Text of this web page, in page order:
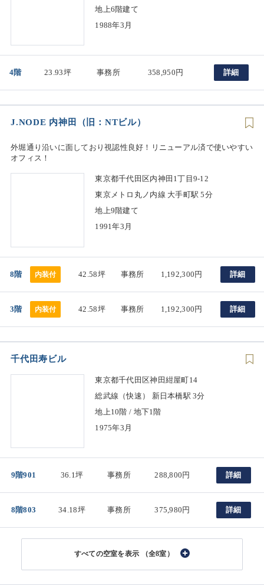
地上6階建て
1988年3月
4階 23.93坪 事務所 358,950円 詳細
J.NODE 内神田（旧：NTビル）
外堀通り沿いに面しており視認性良好！リニューアル済で使いやすい
オフィス！
東京都千代田区内神田1丁目9-12
東京メトロ丸ノ内線 大手町駅 5分
地上9階建て
1991年3月
8階 内装付 42.58坪 事務所 1,192,300円 詳細
3階 内装付 42.58坪 事務所 1,192,300円 詳細
千代田寿ビル
東京都千代田区神田紺屋町14
総武線（快速） 新日本橋駅 3分
地上10階 / 地下1階
1975年3月
9階901 36.1坪 事務所 288,800円 詳細
8階803 34.18坪 事務所 375,980円 詳細
（全8室）